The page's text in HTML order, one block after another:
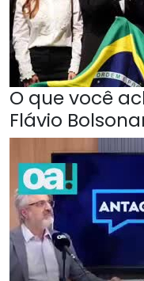
O que você
Flávio